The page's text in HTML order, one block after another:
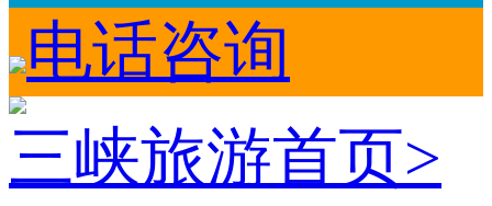
电话咨询
三峡旅游首页>